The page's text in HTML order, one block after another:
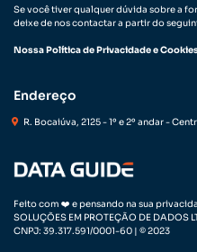
Feito com ❤️ e pensando na sua
SOLUÇÕES EM PROTEÇÃO DE DADOS
CNPJ: 39.317.591/0001-60 | © 2023
Endereço
R. Bocaiúva, 2125 - 1º e 2º andar -
Se você tiver qualquer dúvida sobre a
deixe de nos contactar a partir do
Nossa Política de Privacidade e